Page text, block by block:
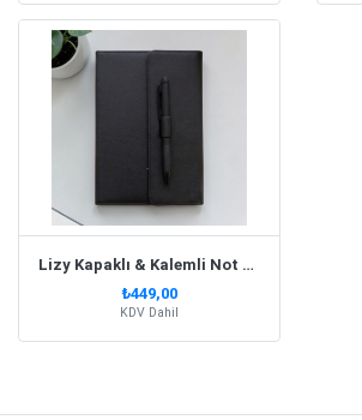
Lizy Kapaklı & Kalemli Not Defteri Siyah
₺449,00
KDV Dahil